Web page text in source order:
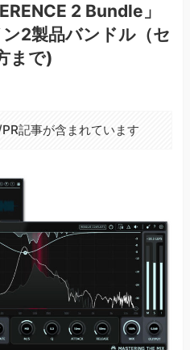
2 Bundle」
2製品バンドル（セ
まで)
記事が含まれています